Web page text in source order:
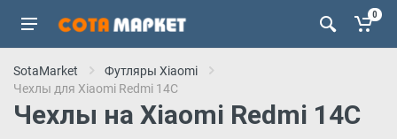
0
SotaMarket
Футляры Xiaomi
Чехлы для Xiaomi Redmi 14C
Чехлы на Xiaomi Redmi 14C